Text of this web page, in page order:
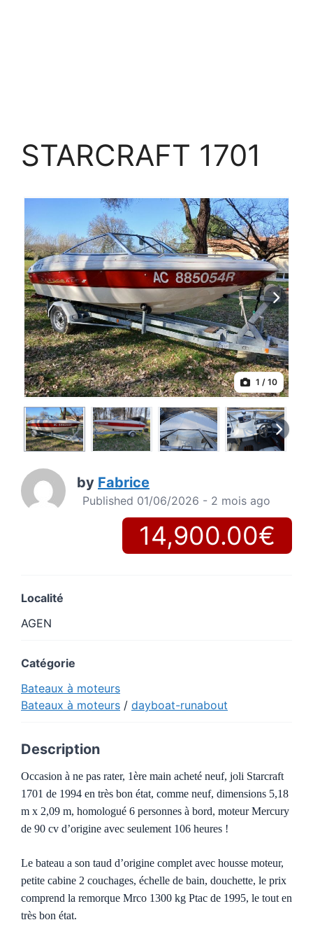
STARCRAFT 1701
1 / 10
by Fabrice
Published 01/06/2026 - 2 mois ago
14,900.00€
Localité
AGEN
Catégorie
Bateaux à moteurs
Bateaux à moteurs / dayboat-runabout
Description
Occasion à ne pas rater, 1ère main acheté neuf, joli Starcraft
1701 de 1994 en très bon état, comme neuf, dimensions 5,18
m x 2,09 m, homologué 6 personnes à bord, moteur Mercury
de 90 cv d’origine avec seulement 106 heures !
Le bateau a son taud d’origine complet avec housse moteur,
petite cabine 2 couchages, échelle de bain, douchette, le prix
comprend la remorque Mrco 1300 kg Ptac de 1995, le tout en
très bon état.